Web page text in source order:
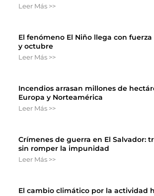
Leer Más >>
El fenómeno El Niño llega con
y octubre
Leer Más >>
Incendios arrasan millones de
Europa y Norteamérica
Leer Más >>
Crímenes de guerra en El Salvador:
sin romper la impunidad
Leer Más >>
El cambio climático por la actividad